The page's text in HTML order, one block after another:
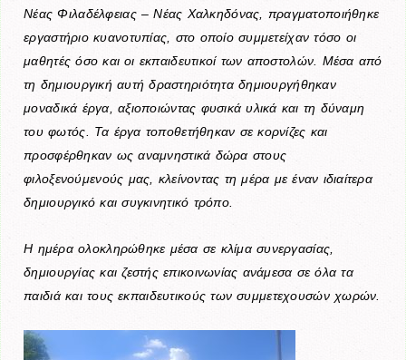
Νέας Φιλαδέλφειας – Νέας Χαλκηδόνας, πραγματοποιήθηκε
εργαστήριο κυανοτυπίας, στο οποίο συμμετείχαν τόσο οι
μαθητές όσο και οι εκπαιδευτικοί των αποστολών. Μέσα από
τη δημιουργική αυτή δραστηριότητα δημιουργήθηκαν
μοναδικά έργα, αξιοποιώντας φυσικά υλικά και τη δύναμη
του φωτός. Τα έργα τοποθετήθηκαν σε κορνίζες και
προσφέρθηκαν ως αναμνηστικά δώρα στους
φιλοξενούμενούς μας, κλείνοντας τη μέρα με έναν ιδιαίτερα
δημιουργικό και συγκινητικό τρόπο.
Η ημέρα ολοκληρώθηκε μέσα σε κλίμα συνεργασίας,
δημιουργίας και ζεστής επικοινωνίας ανάμεσα σε όλα τα
παιδιά και τους εκπαιδευτικούς των συμμετεχουσών χωρών.